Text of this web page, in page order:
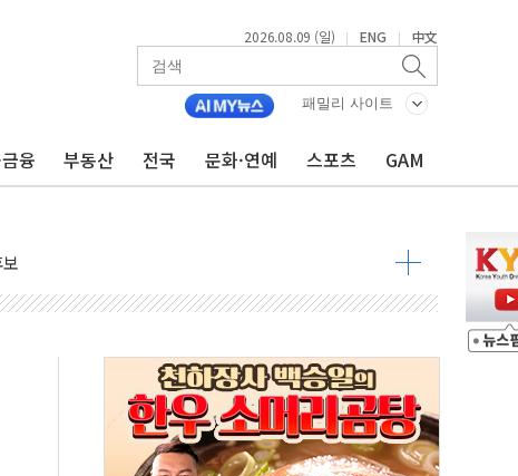
2026.08.09 (일) | ENG | 中文
패밀리 사이트
융 부동산 전국 문화·연예 스포츠 GAM
투입…고수온 양식장 복구·지원 '총력'
차 재역전 성공...金 45.42% vs 鄭 44.56%
·정청래·김민석 당대표 후보
결과 발표...김민석 47.75% 정청래 42.08%
발표...김민석 52.64% 정청래 39.89% 송영길 7.47%
…공습 한계·탄약 부족 현실화
대 50㎜ 폭우…강원 동해안 강한 비 이어져